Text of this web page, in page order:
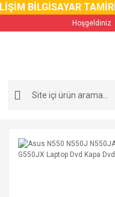
BİLGİSAYAR TAMİRİ
Hoşgeldiniz